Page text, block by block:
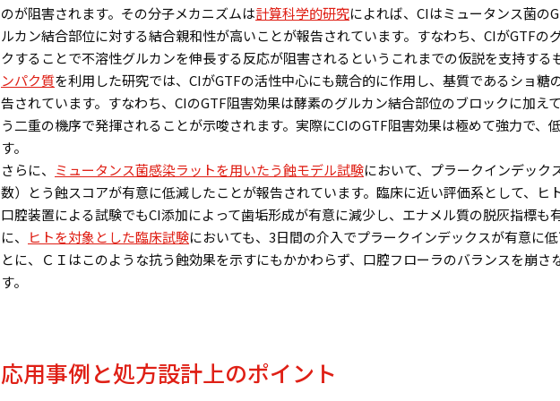
のが阻害されます。その分子メカニズムは計算科学的研究によれば、 CIはミュータンス菌の
ルカン結合部位に対する結合親和性が高いことが報告されています。すなわち、 CIがGTFの
クすることで不溶性グルカンを伸長する反応が阻害されるというこれまでの仮説を支持する
ンパク質を利用した研究では、 CIがGTFの活性中心にも競合的に作用し、基質であるショ糖
告されています。すなわち、 CIのGTF阻害効果は酵素のグルカン結合部位のブロックに加え
う二重の機序で発揮されることが示唆されます。実際にCIのGTF阻害効果は極めて強力で、
す。
さらに、 ミュータンス菌感染ラットを用いたう蝕モデル試験において、プラークインデック
数）とう蝕スコアが有意に低減したことが報告されています。臨床に近い評価系として、ヒ
口腔装置による試験でもCI添加によって歯垢形成が有意に減少し、エナメル質の脱灰指標も
に、
ヒトを対象とした臨床試験においても、 3日間の介入でプラークインデックスが有意に
とに、ＣＩはこのような抗う蝕効果を示すにもかかわらず、口腔フローラのバランスを崩さ
す。
応用事例と処方設計上のポイント